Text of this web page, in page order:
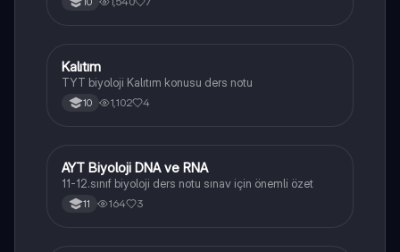
Biyoloji
Kalıtım
TYT biyoloji Kalıtım konusu ders notu
10 1,102 4
Biyoloji
AYT Biyoloji DNA ve RNA
11-12.sınıf biyoloji ders notu sınav için önemli özet
11 164 3